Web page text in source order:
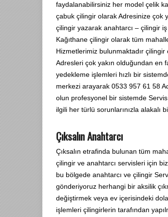
faydalanabilirsiniz her model çelik
çabuk çilingir olarak Adresinize çok
çilingir yazarak anahtarcı – çilingir
Kağıthane çilingir olarak tüm
Hizmetlerimiz bulunmaktadır çilingir
Adresleri çok yakın olduğundan en
yedekleme işlemleri hızlı bir
merkezi arayarak 0533 957 61 58
olun profesyonel bir sistemde
ilgili her türlü sorunlarınızla alakalı
Çıksalın Anahtarcı
Çıksalın etrafinda bulunan tüm
çilingir ve anahtarcı servisleri için
bu bölgede anahtarcı ve çilingir
gönderiyoruz herhangi bir aksilik
değiştirmek veya ev içerisindeki
işlemleri çilingirlerin tarafından